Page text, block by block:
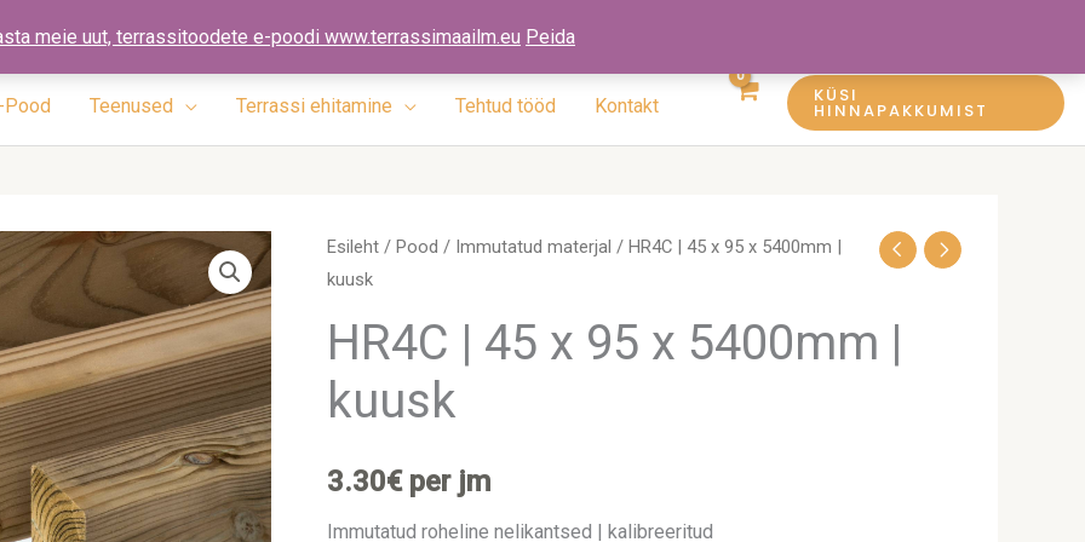
meie uut, terrassitoodete e-poodi www.terrassimaailm.eu Peida
Pood Teenused Terrassi ehitamine Tehtud tööd Kontakt KÜSI
HINNAPAKKUMIST
Esileht/ Pood / Immutatud materjal / HR4C | 45 x 95 x 5400mm |
kuusk
HR4C | 45 x 95 x 5400mm |
kuusk
3.30€per jm
Immutatud roheline nelikantsed | kalibreeritud
HR4C
|
95
x
|
kuusk